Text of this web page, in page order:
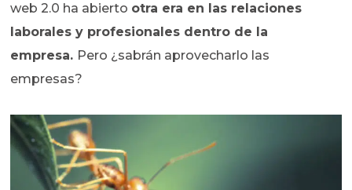
web 2.0 ha abierto otra era en las relaciones
laborales y profesionales dentro de la
empresa. Pero ¿sabrán aprovecharlo las
empresas?